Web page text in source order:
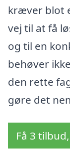
kræver blot
vej til at få
og til en
behøver
den rette
gøre det
Få 3